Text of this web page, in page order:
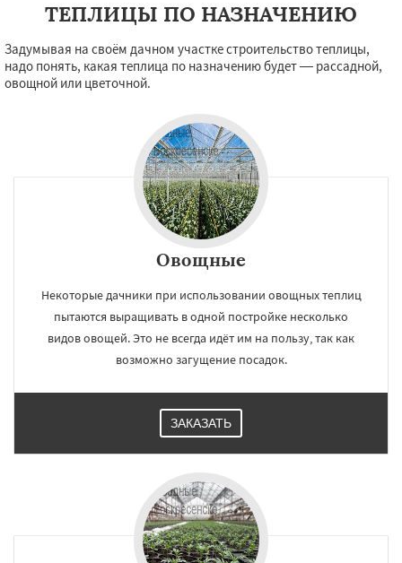
ТЕПЛИЦЫ ПО НАЗНАЧЕНИЮ
Задумывая на своём дачном участке строительство теплицы,
надо понять, какая теплица по назначению будет — рассадной,
овощной или цветочной.
Овощные
Некоторые дачники при использовании овощных теплиц
пытаются выращивать в одной постройке несколько
видов овощей. Это не всегда идёт им на пользу, так как
возможно загущение посадок.
ЗАКАЗАТЬ